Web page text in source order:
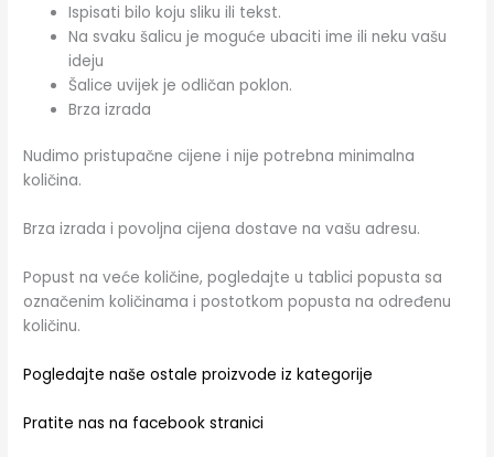
Ispisati bilo koju sliku ili tekst.
Na svaku šalicu je moguće ubaciti ime ili neku vašu
ideju
Šalice uvijek je odličan poklon.
Brza izrada
Nudimo pristupačne cijene i nije potrebna minimalna
količina.
Brza izrada i povoljna cijena dostave na vašu adresu.
Popust na veće količine, pogledajte u tablici popusta sa
označenim količinama i postotkom popusta na određenu
količinu.
Pogledajte naše ostale proizvode iz kategorije
Pratite nas na facebook stranici